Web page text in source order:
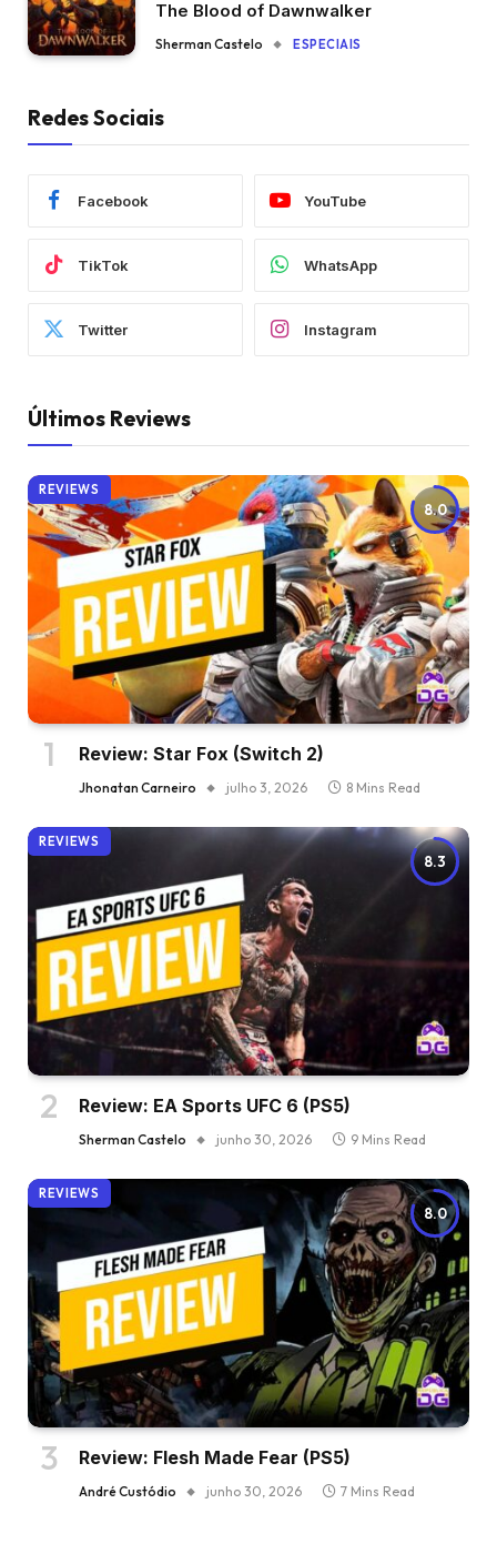
The Blood of Dawnwalker
Sherman Castelo ESPECIAIS
Redes Sociais
Facebook YouTube
TikTok WhatsApp
Twitter Instagram
Últimos Reviews
8.0
REVIEWS
Review: Star Fox (Switch 2)
Jhonatan Carneiro julho 3, 2026 8 Mins Read
8.3
REVIEWS
Review: EA Sports UFC 6 (PS5)
Sherman Castelo junho 30, 2026 9 Mins Read
8.0
REVIEWS
Review: Flesh Made Fear (PS5)
André Custódio junho 30, 2026 7 Mins Read